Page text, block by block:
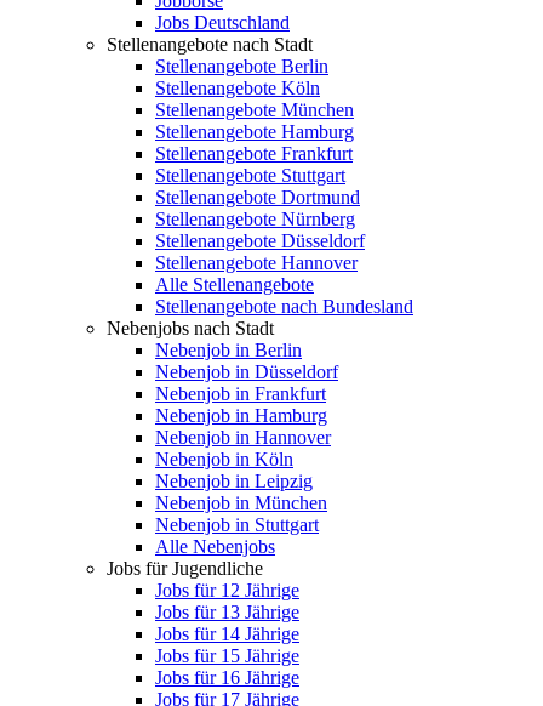
Jobs Deutschland
Stellenangebote nach Stadt
Stellenangebote Berlin
Stellenangebote Köln
Stellenangebote München
Stellenangebote Hamburg
Stellenangebote Frankfurt
Stellenangebote Stuttgart
Stellenangebote Dortmund
Stellenangebote Nürnberg
Stellenangebote Düsseldorf
Stellenangebote Hannover
Alle Stellenangebote
Stellenangebote nach Bundesland
Nebenjobs nach Stadt
Nebenjob in Berlin
Nebenjob in Düsseldorf
Nebenjob in Frankfurt
Nebenjob in Hamburg
Nebenjob in Hannover
Nebenjob in Köln
Nebenjob in Leipzig
Nebenjob in München
Nebenjob in Stuttgart
Alle Nebenjobs
Jobs für Jugendliche
Jobs für 12 Jährige
Jobs für 13 Jährige
Jobs für 14 Jährige
Jobs für 15 Jährige
Jobs für 16 Jährige
Jobs für 17 Jährige